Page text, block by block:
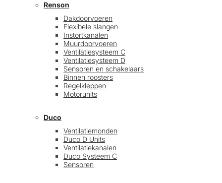
Renson
Dakdoorvoeren
Flexibele slangen
Instortkanalen
Muurdoorvoeren
Ventilatiesysteem C
Ventilatiesysteem D
Sensoren en schakelaars
Binnen roosters
Regelkleppen
Motorunits
Duco
Ventilatiemonden
Duco D Units
Ventilatiekanalen
Duco Systeem C
Sensoren